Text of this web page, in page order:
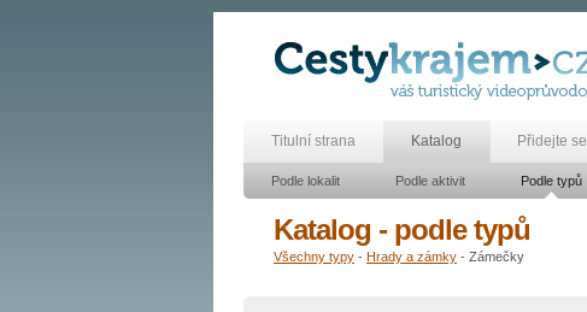
Titulní strana Katalog Přidejte se
Podle lokalit Podle aktivit Podle typů
Katalog - podle typů
Všechny typy - Hrady a zámky - Zámečky